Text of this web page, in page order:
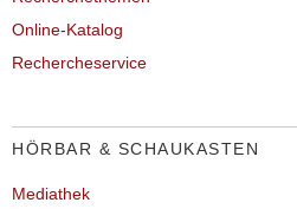
Online-Katalog
Rechercheservice
HÖRBAR & SCHAUKASTEN
Mediathek